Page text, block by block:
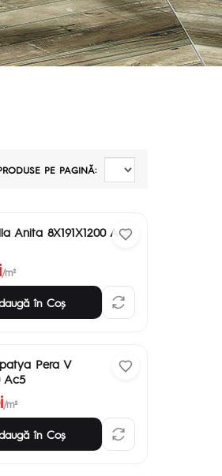
PE PAGINĂ:
Anita 8X191X1200 Ac3
/m²
în Coş
Pera V
Ac5
/m²
în Coş